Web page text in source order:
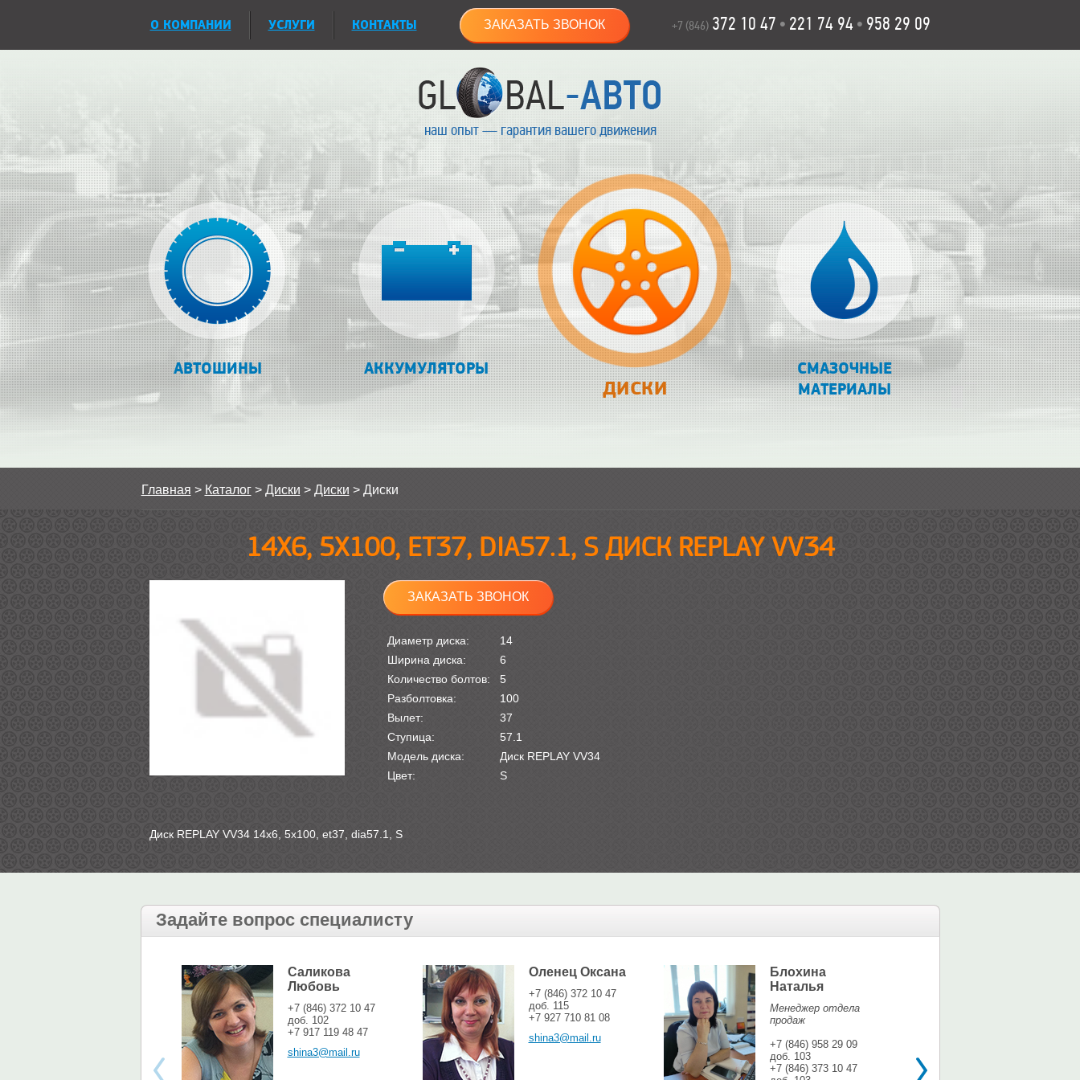
О КОМПАНИИ УСЛУГИ КОНТАКТЫ ЗАКАЗАТЬ ЗВОНОК +7 (846) 372 10 47 • 221 74 94 • 958 29 09
наш опыт — гарантия вашего движения
АВТОШИНЫ АККУМУЛЯТОРЫ
ДИСКИ
СМАЗОЧНЫЕ
МАТЕРИАЛЫ
Главная > Каталог> Диски > Диски > Диски
14Х6, 5Х100, ET37, DIA57.1, S ДИСК REPLAY VV34
ЗАКАЗАТЬ ЗВОНОК
Диаметр диска:
14
Ширина диска:
6
Количество болтов:
5
Разболтовка:
100
Вылет:
37
Ступица:
57.1
Модель диска:
Диск REPLAY VV34
Цвет:
S
Диск REPLAY VV34 14х6, 5х100, et37, dia57.1, S
Задайте вопрос специалисту
Саликова
Любовь
+7 (846) 372 10 47
доб. 102
+7 917 119 48 47
shina3@mail.ru
Оленец Оксана
+7 (846) 372 10 47
доб. 115
+7 927 710 81 08
shina3@mail.ru
Блохина
Наталья
Менеджер отдела
продаж
+7 (846) 958 29 09
доб. 103
+7 (846) 373 10 47